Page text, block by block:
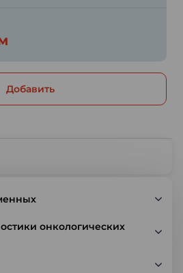
онкологических
Добавить